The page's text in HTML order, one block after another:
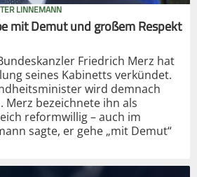
LINNEMANN
mit Demut und großem Respekt
Friedrich Merz hat
seines Kabinetts verkündet.
wird demnach
Merz bezeichnete ihn als
reformwillig – auch im
sagte, er gehe „mit Demut“